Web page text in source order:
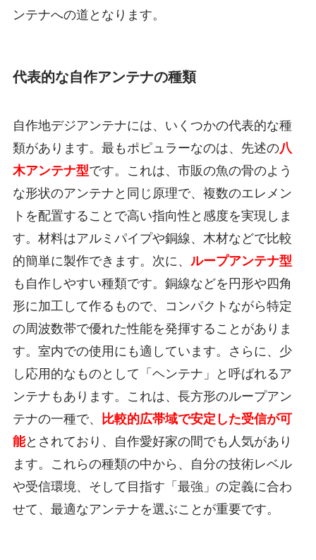
ンテナへの道となります。
代表的な自作アンテナの種類
自作地デジアンテナには、いくつかの代表的な種
類があります。最もポピュラーなのは、先述の八
木アンテナ型です。これは、市販の魚の骨のよう
な形状のアンテナと同じ原理で、複数のエレメン
トを配置することで高い指向性と感度を実現しま
す。材料はアルミパイプや銅線、木材などで比較
的簡単に製作できます。次に、 ループアンテナ型
も自作しやすい種類です。銅線などを円形や四角
形に加工して作るもので、コンパクトながら特定
の周波数帯で優れた性能を発揮することがありま
す。室内での使用にも適しています。さらに、少
し応用的なものとして「ヘンテナ」と呼ばれるア
ンテナもあります。これは、長方形のループアン
テナの一種で、
比較的広帯域で安定した受信が可
能とされており、自作愛好家の間でも人気があり
ます。これらの種類の中から、自分の技術レベル
や受信環境、そして目指す「最強」の定義に合わ
せて、最適なアンテナを選ぶことが重要です。